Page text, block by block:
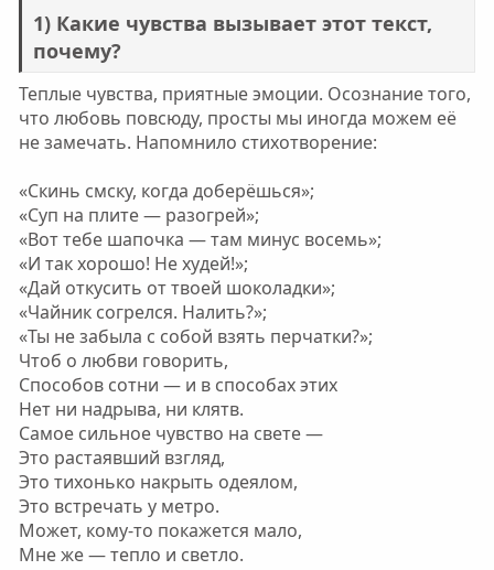
1) Какие чувства вызывает этот текст,
почему?
Теплые чувства, приятные эмоции. Осознание того,
что любовь повсюду, просты мы иногда можем её
не замечать. Напомнило стихотворение:
«Скинь смску, когда доберёшься»;
«Суп на плите — разогрей»;
«Вот тебе шапочка — там минус восемь»;
«И так хорошо! Не худей!»;
«Дай откусить от твоей шоколадки»;
«Чайник согрелся. Налить?»;
«Ты не забыла с собой взять перчатки?»;
Чтоб о любви говорить,
Способов сотни — и в способах этих
Нет ни надрыва, ни клятв.
Самое сильное чувство на свете —
Это растаявший взгляд,
Это тихонько накрыть одеялом,
Это встречать у метро.
Может, кому-то покажется мало,
Мне же — тепло и светло.